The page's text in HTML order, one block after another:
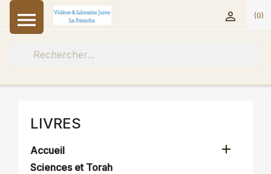
 (0)

LIVRES
Accueil 
Sciences et Torah